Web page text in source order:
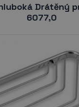
Drátěný
6077,0